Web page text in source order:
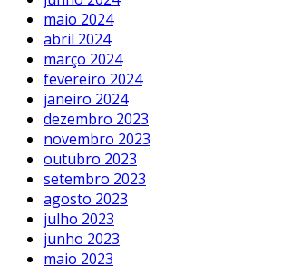
maio 2024
abril 2024
março 2024
fevereiro 2024
janeiro 2024
dezembro 2023
novembro 2023
outubro 2023
setembro 2023
agosto 2023
julho 2023
junho 2023
maio 2023